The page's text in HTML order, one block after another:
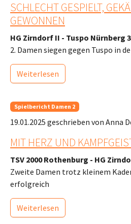
SCHLECHT GESPIELT,
GEWONNEN
HG Zirndorf II - Tuspo Nürnberg
2. Damen siegen gegen Tuspo in
Weiterlesen
Spielbericht Damen 2
19.01.2025 geschrieben von Anna
MIT HERZ UND
TSV 2000 Rothenburg - HG
Zweite Damen trotz kleinem
erfolgreich
Weiterlesen